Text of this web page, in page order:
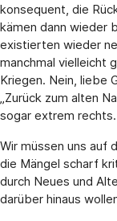
konsequent, die
kämen dann wieder
existierten wieder
manchmal vielleicht
Kriegen. Nein, liebe
„Zurück zum alten
sogar extrem rechts.
Wir müssen uns auf
die Mängel scharf
durch Neues und
darüber hinaus